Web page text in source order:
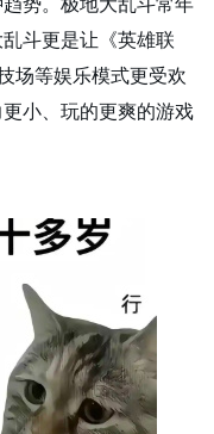
斗更是让《英雄联
场等娱乐模式更受欢
小、玩的更爽的游戏